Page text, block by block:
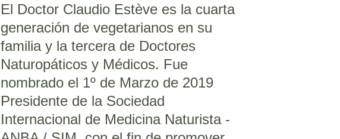
El Doctor Claudio Estève es la cuarta
generación de vegetarianos en su
familia y la tercera de Doctores
Naturopáticos y Médicos. Fue
nombrado el 1º de Marzo de 2019
Presidente de la Sociedad
Internacional de Medicina Naturista -